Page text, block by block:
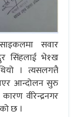
सवार
सिंहलाई भे१ख
। त्यसलगत्तै
आन्दोलन सुरु
वीरेन्द्रनगर
छ ।